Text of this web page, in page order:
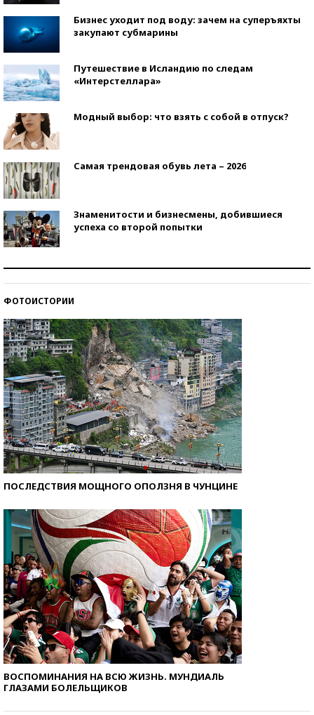
Бизнес уходит под воду: зачем на суперъяхты
закупают субмарины
Путешествие в Исландию по следам
«Интерстеллара»
Модный выбор: что взять с собой в отпуск?
Самая трендовая обувь лета – 2026
Знаменитости и бизнесмены, добившиеся
успеха со второй попытки
ФОТОИСТОРИИ
ПОСЛЕДСТВИЯ МОЩНОГО ОПОЛЗНЯ В ЧУНЦИНЕ
ВОСПОМИНАНИЯ НА ВСЮ ЖИЗНЬ. МУНДИАЛЬ
ГЛАЗАМИ БОЛЕЛЬЩИКОВ